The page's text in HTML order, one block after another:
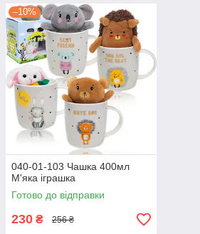
–10%
040-01-103 Чашка 400мл
М'яка іграшка
Готово до відправки
230 ₴ 256 ₴